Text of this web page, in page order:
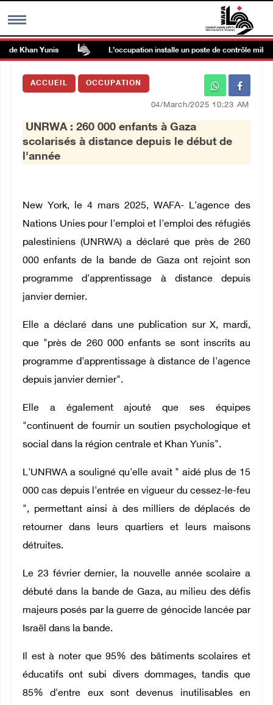
MENU
Galerie d’images
Centre palestinien
العربية
English
Khan Yunis L’occupation installe un poste de contrôle militaire
ACCUEIL OCCUPATION
04/March/2025 10:23 AM
UNRWA : 260 000 enfants à Gaza
scolarisés à distance depuis le début de
l'année
New York, le 4 mars 2025, WAFA- L'agence des
Nations Unies pour l'emploi et l'emploi des réfugiés
palestiniens (UNRWA) a déclaré que près de 260
000 enfants de la bande de Gaza ont rejoint son
programme d'apprentissage à distance depuis
janvier dernier.
Elle a déclaré dans une publication sur X, mardi,
que "près de 260 000 enfants se sont inscrits au
programme d'apprentissage à distance de l'agence
depuis janvier dernier".
Elle a également ajouté que ses équipes
"continuent de fournir un soutien psychologique et
social dans la région centrale et Khan Yunis".
L'UNRWA a souligné qu'elle avait " aidé plus de 15
000 cas depuis l'entrée en vigueur du cessez-le-feu
", permettant ainsi à des milliers de déplacés de
retourner dans leurs quartiers et leurs maisons
détruites.
Le 23 février dernier, la nouvelle année scolaire a
débuté dans la bande de Gaza, au milieu des défis
majeurs posés par la guerre de génocide lancée par
Israël dans la bande.
Il est à noter que 95% des bâtiments scolaires et
éducatifs ont subi divers dommages, tandis que
85% d'entre eux sont devenus inutilisables en